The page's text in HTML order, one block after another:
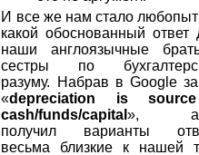
И все же нам стало
какой обоснованный ответ
наши англоязычные
сестры по
разуму. Набрав вGoogle
«depreciation is
source
cash/funds/capital»,
получил варианты
весьма близкие к нашей